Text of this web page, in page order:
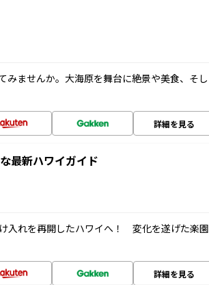
みませんか。大海原を舞台に絶景や美食、そし
詳細を見る
最新ハワイガイド
入れを再開したハワイへ！ 変化を遂げた楽園
詳細を見る